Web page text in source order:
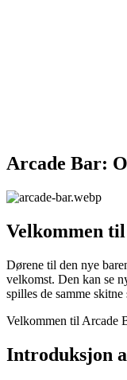
Arcade Bar:
Velkommen
Dørene til den nye
velkomst. Den kan se
spilles de samme
Velkommen til Arcade
Introduksjon